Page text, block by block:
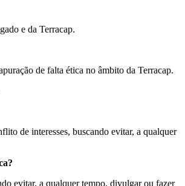
e da Terracap.
de falta ética no âmbito da Terracap.
de interesses, buscando evitar, a qualquer
evitar, a qualquer tempo, divulgar ou fazer